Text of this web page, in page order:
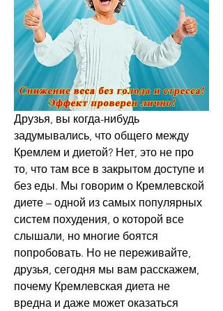
Друзья, вы когда-нибудь
задумывались, что общего между
Кремлем и диетой? Нет, это не про
то, что там все в закрытом доступе и
без еды. Мы говорим о Кремлевской
диете – одной из самых популярных
систем похудения, о которой все
слышали, но многие боятся
попробовать. Но не переживайте,
друзья, сегодня мы вам расскажем,
почему Кремлевская диета не
вредна и даже может оказаться